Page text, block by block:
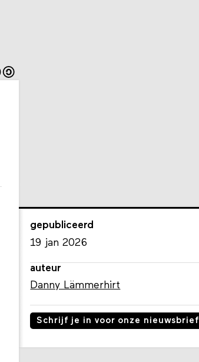
gepubliceerd
19 jan 2026
auteur
Danny Lämmerhirt
Schrijf je in voor onze nieuwsbrief